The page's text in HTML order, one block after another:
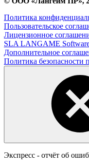
Политика
Пользовательское
Лицензионное
SLA LANGAME
Дополнительное
Политика безопасности
Экспресс - отчёт об